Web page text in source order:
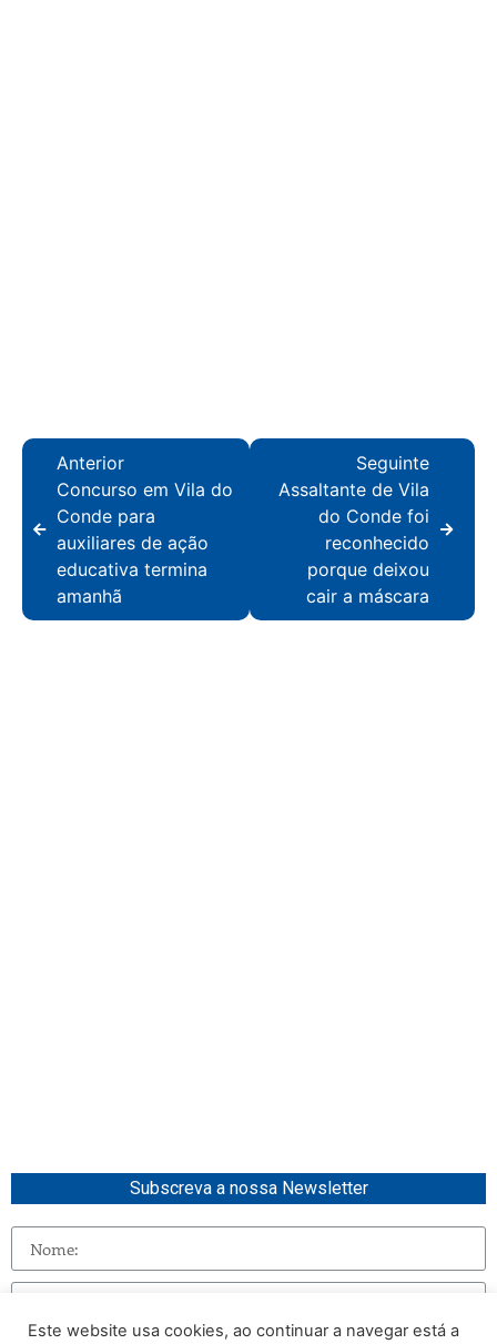
Anterior
Concurso em Vila do
Conde para
auxiliares de ação
educativa termina
amanhã
Seguinte
Assaltante de Vila
do Conde foi
reconhecido
porque deixou
cair a máscara
Subscreva a nossa Newsletter
Este website usa cookies, ao continuar a navegar está a